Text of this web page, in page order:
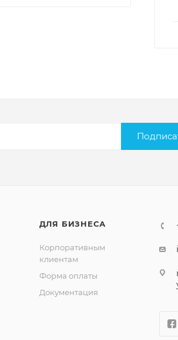
ДЛЯ БИЗНЕСА
Корпоративным
клиентам
Форма оплаты
Документация